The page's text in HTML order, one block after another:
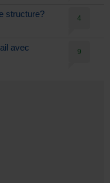
structure?
4
avec
9